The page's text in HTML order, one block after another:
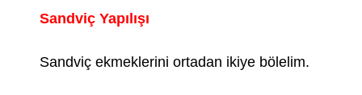
Sandviç Yapılışı
Sandviç ekmeklerini ortadan ikiye bölelim.